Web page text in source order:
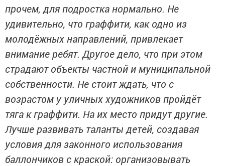
прочем, для подростка нормально. Не
удивительно, что граффити, как одно из
молодёжных направлений, привлекает
внимание ребят. Другое дело, что при этом
страдают объекты частной и муниципальной
собственности. Не стоит ждать, что с
возрастом у уличных художников пройдёт
тяга к граффити. На их место придут другие.
Лучше развивать таланты детей, создавая
условия для законного использования
баллончиков с краской: организовывать